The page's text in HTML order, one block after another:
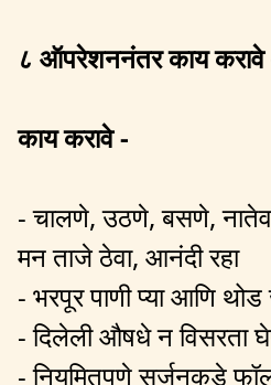
८ ऑपरेशननंतर काय
काय करावे -
- चालणे, उठणे, बसणे,
मन ताजे ठेवा, आनंदी रहा
- भरपूर पाणी प्या आणि थोड
- दिलेली औषधे न विसरता
- नियमितपणे सर्जनकडे